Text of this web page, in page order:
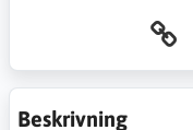
Beskrivning